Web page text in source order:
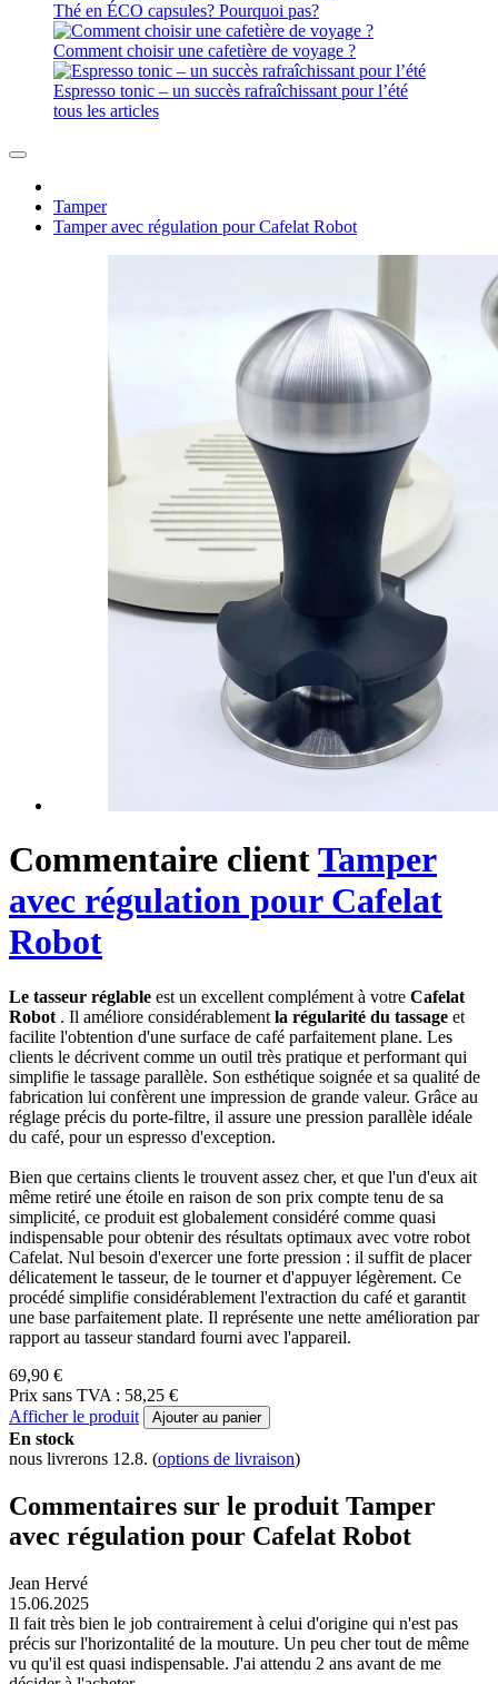
Thé en ÉCO capsules? Pourquoi pas?
Comment choisir une cafetière de voyage ?
Espresso tonic – un succès rafraîchissant pour l’été
tous les articles
Tamper
Tamper avec régulation pour Cafelat Robot
Commentaire clientTamper
avec régulation pour Cafelat
Robot
Le tasseur réglable est un excellent complément à votre Cafelat
Robot . Il améliore considérablement la régularité du tassage et
facilite l'obtention d'une surface de café parfaitement plane. Les
clients le décrivent comme un outil très pratique et performant qui
simplifie le tassage parallèle. Son esthétique soignée et sa qualité de
fabrication lui confèrent une impression de grande valeur. Grâce au
réglage précis du porte-filtre, il assure une pression parallèle idéale
du café, pour un espresso d'exception.
Bien que certains clients le trouvent assez cher, et que l'un d'eux ait
même retiré une étoile en raison de son prix compte tenu de sa
simplicité, ce produit est globalement considéré comme quasi
indispensable pour obtenir des résultats optimaux avec votre robot
Cafelat. Nul besoin d'exercer une forte pression : il suffit de placer
délicatement le tasseur, de le tourner et d'appuyer légèrement. Ce
procédé simplifie considérablement l'extraction du café et garantit
une base parfaitement plate. Il représente une nette amélioration par
rapport au tasseur standard fourni avec l'appareil.
69,90 €
Prix sans TVA : 58,25 €
Afficher le produit
Ajouter au panier
En stock
nous livrerons 12.8. (options de livraison)
Commentaires sur le produit Tamper
avec régulation pour Cafelat Robot
Jean Hervé
15.06.2025
Il fait très bien le job contrairement à celui d'origine qui n'est pas
précis sur l'horizontalité de la mouture. Un peu cher tout de même
vu qu'il est quasi indispensable. J'ai attendu 2 ans avant de me